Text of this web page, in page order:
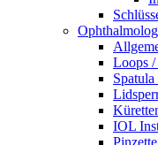
Loops /
IOL
Pinzette